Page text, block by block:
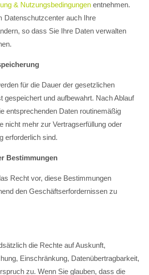
& Nutzungsbedingungen entnehmen.
Datenschutzcenter auch Ihre
so dass Sie Ihre Daten verwalten
für die Dauer der gesetzlichen
gespeichert und aufbewahrt. Nach Ablauf
entsprechenden Daten routinemäßig
nicht mehr zur Vertragserfüllung oder
erforderlich sind.
Bestimmungen
Recht vor, diese Bestimmungen
den Geschäftserfordernissen zu
die Rechte auf Auskunft,
Einschränkung, Datenübertragbarkeit,
zu. Wenn Sie glauben, dass die